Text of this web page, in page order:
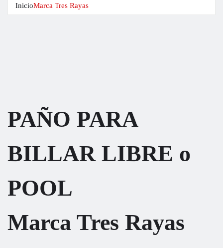
InicioMarca Tres Rayas
PAÑO PARA
BILLAR LIBRE o
POOL
Marca Tres Rayas